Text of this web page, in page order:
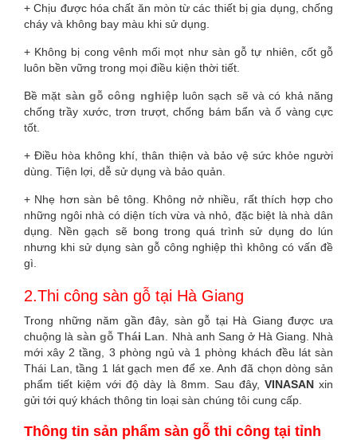
+ Chịu được hóa chất ăn mòn từ các thiết bị gia dụng, chống
cháy và không bay màu khi sử dụng.
+ Không bị cong vênh mối mọt như sàn gỗ tự nhiên, cốt gỗ
luôn bền vững trong mọi điều kiện thời tiết.
Bề mặt sàn gỗ công nghiệp luôn sạch sẽ và có khả năng
chống trầy xước, trơn trượt, chống bám bẩn và ố vàng cực
tốt.
+ Điều hòa không khí, thân thiện và bảo vệ sức khỏe người
dùng. Tiện lợi, dễ sử dụng và bảo quản.
+ Nhẹ hơn sàn bê tông. Không nở nhiều, rất thích hợp cho
những ngôi nhà có diện tích vừa và nhỏ, đặc biệt là nhà dân
dụng. Nền gạch sẽ bong trong quá trình sử dụng do lún
nhưng khi sử dụng sàn gỗ công nghiệp thì không có vấn đề
gì.
2.Thi công sàn gỗ tại Hà Giang
Trong những năm gần đây, sàn gỗ tại Hà Giang được ưa
chuộng làsàn gỗ Thái Lan . Nhà anh Sang ở Hà Giang. Nhà
mới xây 2 tầng, 3 phòng ngủ và 1 phòng khách đều lát sàn
Thái Lan, tầng 1 lát gạch men để xe. Anh đã chọn dòng sản
phẩm tiết kiệm với độ dày là 8mm. Sau đây, VINASANxin
gửi tới quý khách thông tin loại sàn chúng tôi cung cấp.
Thông tin sản phẩm sàn gỗ thi công tại tỉnh